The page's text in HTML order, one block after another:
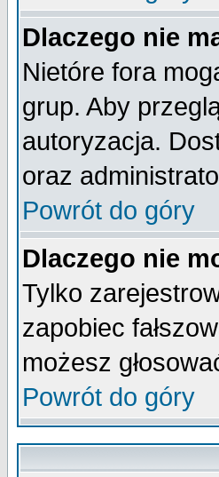
Dlaczego nie
Nietóre fora
grup. Aby
autoryzacja.
oraz
Powrót do góry
Dlaczego nie
Tylko
zapobiec
możesz
Powrót do góry